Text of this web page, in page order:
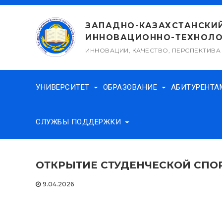
Перейти
содержимому
ЗАПАДНО-
ИННОВАЦИОННО-
ИННОВАЦИИ, КАЧЕСТВО, ПЕРСПЕКТИВА
УНИВЕРСИТЕТ ОБРАЗОВАНИЕ
СЛУЖБЫ ПОДДЕРЖКИ
ОТКРЫТИЕ СТУДЕНЧЕСКОЙ
9.04.2026